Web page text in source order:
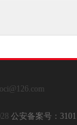
公安备案号：